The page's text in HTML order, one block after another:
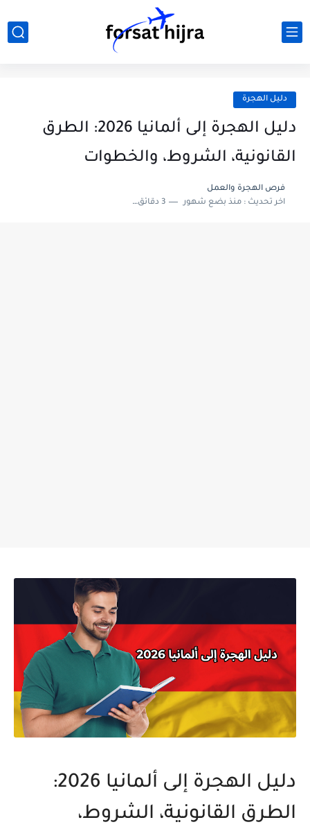
دليل الهجرة
دليل الهجرة إلى ألمانيا 2026: الطرق
القانونية، الشروط، والخطوات
فرص الهجرة والعمل
اخر تحديث :منذ بضع شهور 3 دقائق للقراءة
دليل الهجرة إلى ألمانيا 2026:
الطرق القانونية، الشروط،